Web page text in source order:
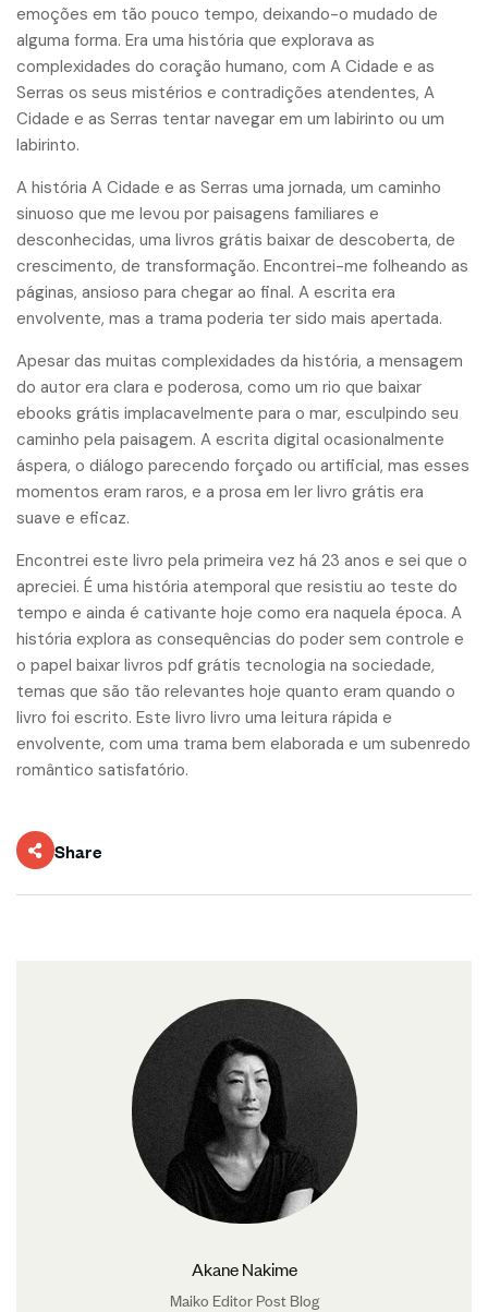
emoções em tão pouco tempo, deixando-o mudado de
alguma forma. Era uma história que explorava as
complexidades do coração humano, com A Cidade e as
Serras os seus mistérios e contradições atendentes, A
Cidade e as Serras tentar navegar em um labirinto ou um
labirinto.
A história A Cidade e as Serras uma jornada, um caminho
sinuoso que me levou por paisagens familiares e
desconhecidas, uma livros grátis baixar de descoberta, de
crescimento, de transformação. Encontrei-me folheando as
páginas, ansioso para chegar ao final. A escrita era
envolvente, mas a trama poderia ter sido mais apertada.
Apesar das muitas complexidades da história, a mensagem
do autor era clara e poderosa, como um rio que baixar
ebooks grátis implacavelmente para o mar, esculpindo seu
caminho pela paisagem. A escrita digital ocasionalmente
áspera, o diálogo parecendo forçado ou artificial, mas esses
momentos eram raros, e a prosa em ler livro grátis era
suave e eficaz.
Encontrei este livro pela primeira vez há 23 anos e sei que o
apreciei. É uma história atemporal que resistiu ao teste do
tempo e ainda é cativante hoje como era naquela época. A
história explora as consequências do poder sem controle e
o papel baixar livros pdf grátis tecnologia na sociedade,
temas que são tão relevantes hoje quanto eram quando o
livro foi escrito. Este livro livro uma leitura rápida e
envolvente, com uma trama bem elaborada e um subenredo
romântico satisfatório.
Share
Akane Nakime
Maiko Editor Post Blog